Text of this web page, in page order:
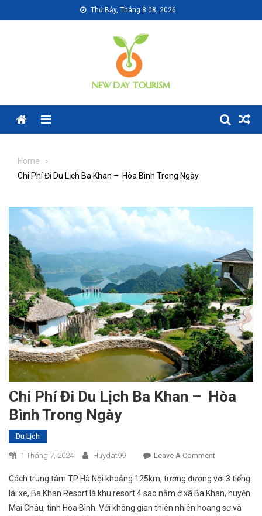
to
Thứ Bảy, Tháng 8 08, 2026
Menu
Home
Chi Phí Đi Du Lịch Ba Khan – Hòa Bình Trong Ngày
Chi Phí Đi Du Lịch Ba Khan – Hòa
Bình Trong Ngày
Du Lịch
1 Tháng 7, 2024 Huydat99 Leave A CommentOn
Phí
Đi
Du
Cách trung tâm TP Hà Nội khoảng 125km, tương đương với 3 tiếng
lái xe, Ba Khan Resort là khu resort 4 sao nằm ở xã Ba Khan, huyện
Mai Châu, tỉnh Hòa Bình. Với không gian thiên nhiên hoang sơ và